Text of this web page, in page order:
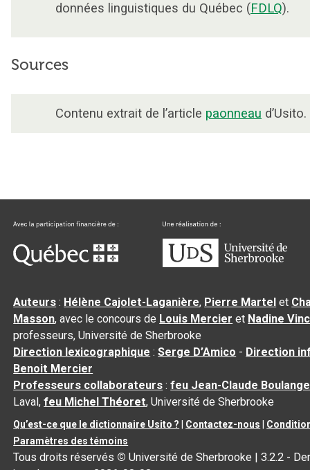
données linguistiques du Québec (FDLQ).
Sources
Contenu extrait de l’article paonneau d’Usito.
Auteurs : Hélène Cajolet-Laganière, Pierre Martel et
Masson, avec le concours de Louis Mercier et Nadine
professeurs, Université de Sherbrooke
Direction lexicographique :Serge D’Amico - Direction
Benoit Mercier
Professeurs collaborateurs :feu Jean-Claude
Laval,feu Michel Théoret, Université de Sherbrooke
Qu’est-ce que le dictionnaire Usito ? Contactez-nous
Paramètres des témoins
Tous droits réservés © Université de Sherbrooke |3.2.2 -